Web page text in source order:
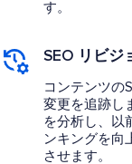
す。
SEO リビジ
コンテンツの
変更を追跡し
を分析し、以
ンキングを向
させます。